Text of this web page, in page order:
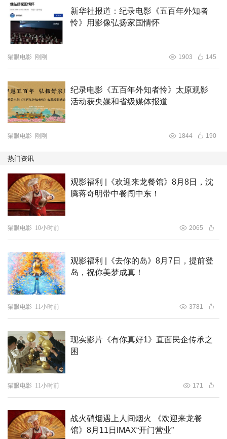
新华社报道：纪录电影《五百年外知者
怜》用影像弘扬家国情怀
猫眼电影 刚刚 1903 145
纪录电影《五百年外知者怜》太原观影
活动获央媒和省级媒体报道
猫眼电影 刚刚 1844 190
热门资讯
观影福利 |《欢迎来龙餐馆》8月8日，沈
腾蒋奇明带中餐闯中东！
猫眼电影 10小时前 2065
观影福利 |《去你的岛》8月7日，提前登
岛，祝你美梦成真！
猫眼电影 11小时前 3781
现实影片《有你真好1》直面民企传承之
困
猫眼电影 11小时前 171
战火硝烟遇上人间烟火 《欢迎来龙餐
馆》8月11日IMAX“开门营业”